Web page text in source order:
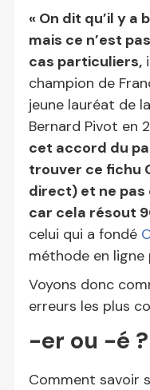
« On dit qu’il y a
mais ce n’est
cas particuliers,
champion de
jeune lauréat de
Bernard Pivot en
cet accord du
trouver ce fichu
direct) et ne pas
car cela résout
celui qui a fondé
méthode en
Voyons donc
erreurs les plus
-er ou -é ?
Comment savoir